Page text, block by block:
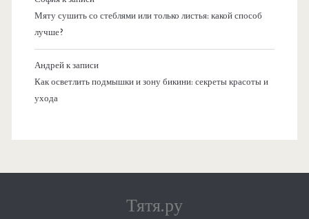
Мяту сушить со стеблями или только листья: какой способ
лучше?
Андрейк записи
Как осветлить подмышки и зону бикини: секреты красоты и
ухода
Тятя.ру